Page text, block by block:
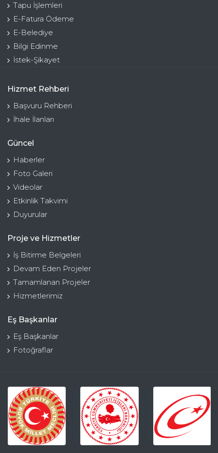
Tapu İşlemleri
E-Fatura Ödeme
E-Belediye
Bilgi Edinme
İstek-Şikayet
Hizmet Rehberi
Başvuru Rehberi
İhale İlanları
Güncel
Haberler
Foto Galeri
Videolar
Etkinlik Takvimi
Duyurular
Proje ve Hizmetler
İş Bitirme Belgeleri
Devam Eden Projeler
Tamamlanan Projeler
Hizmetlerimiz
Eş Başkanlar
Eş Başkanlar
Fotoğraflar